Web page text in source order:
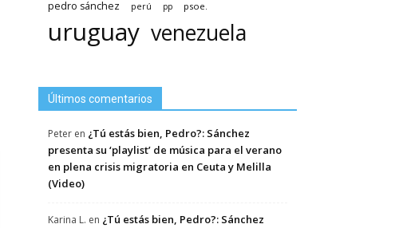
pedro sánchez perú pp psoe.
uruguay venezuela
Últimos comentarios
Peter en ¿Tú estás bien, Pedro?: Sánchez
presenta su ‘playlist’ de música para el verano
en plena crisis migratoria en Ceuta y Melilla
(Video)
Karina L. en ¿Tú estás bien, Pedro?: Sánchez